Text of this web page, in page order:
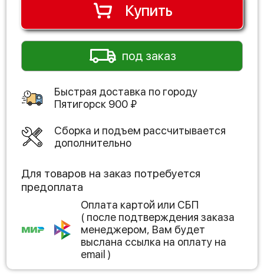
Купить
под заказ
Быстрая доставка по городу
Пятигорск 900 ₽
Сборка и подъем рассчитывается
дополнительно
Для товаров на заказ потребуется
предоплата
Оплата картой или СБП
( после подтверждения заказа
менеджером, Вам будет
выслана ссылка на оплату на
email )